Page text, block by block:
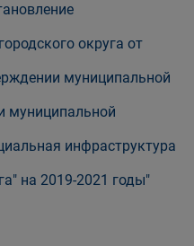
округа от
муниципальной
муниципальной
инфраструктура
на 2019-2021 годы"